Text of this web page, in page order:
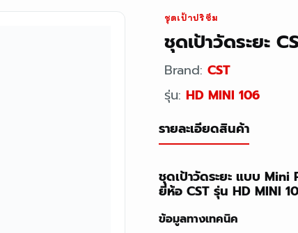
ชุดเป้าปริซึม
ชุดเป้าวัดระยะ
Brand: CST
รุ่น: HD MINI 106
รายละเอียดสินค้า
ชุดเป้าวัดระยะ แบบ Mini
ยี่ห้อ CST รุ่น HD MINI
ข้อมูลทางเทคนิค